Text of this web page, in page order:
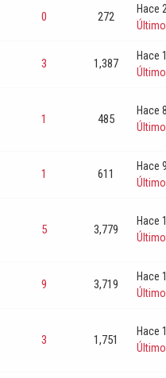
0 272
Hace
3 1,387
Hace
1 485
Hace
1 611
Hace
5 3,779
Hace
9 3,719
Hace
3 1,751
Hace